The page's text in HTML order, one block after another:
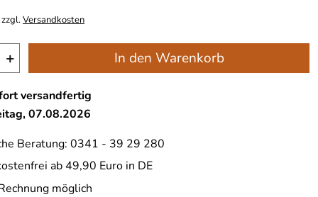
Versandkosten
+ In den Warenkorb
versandfertig
07.08.2026
Beratung: 0341 - 39 29 280
ab 49,90 Euro in DE
möglich